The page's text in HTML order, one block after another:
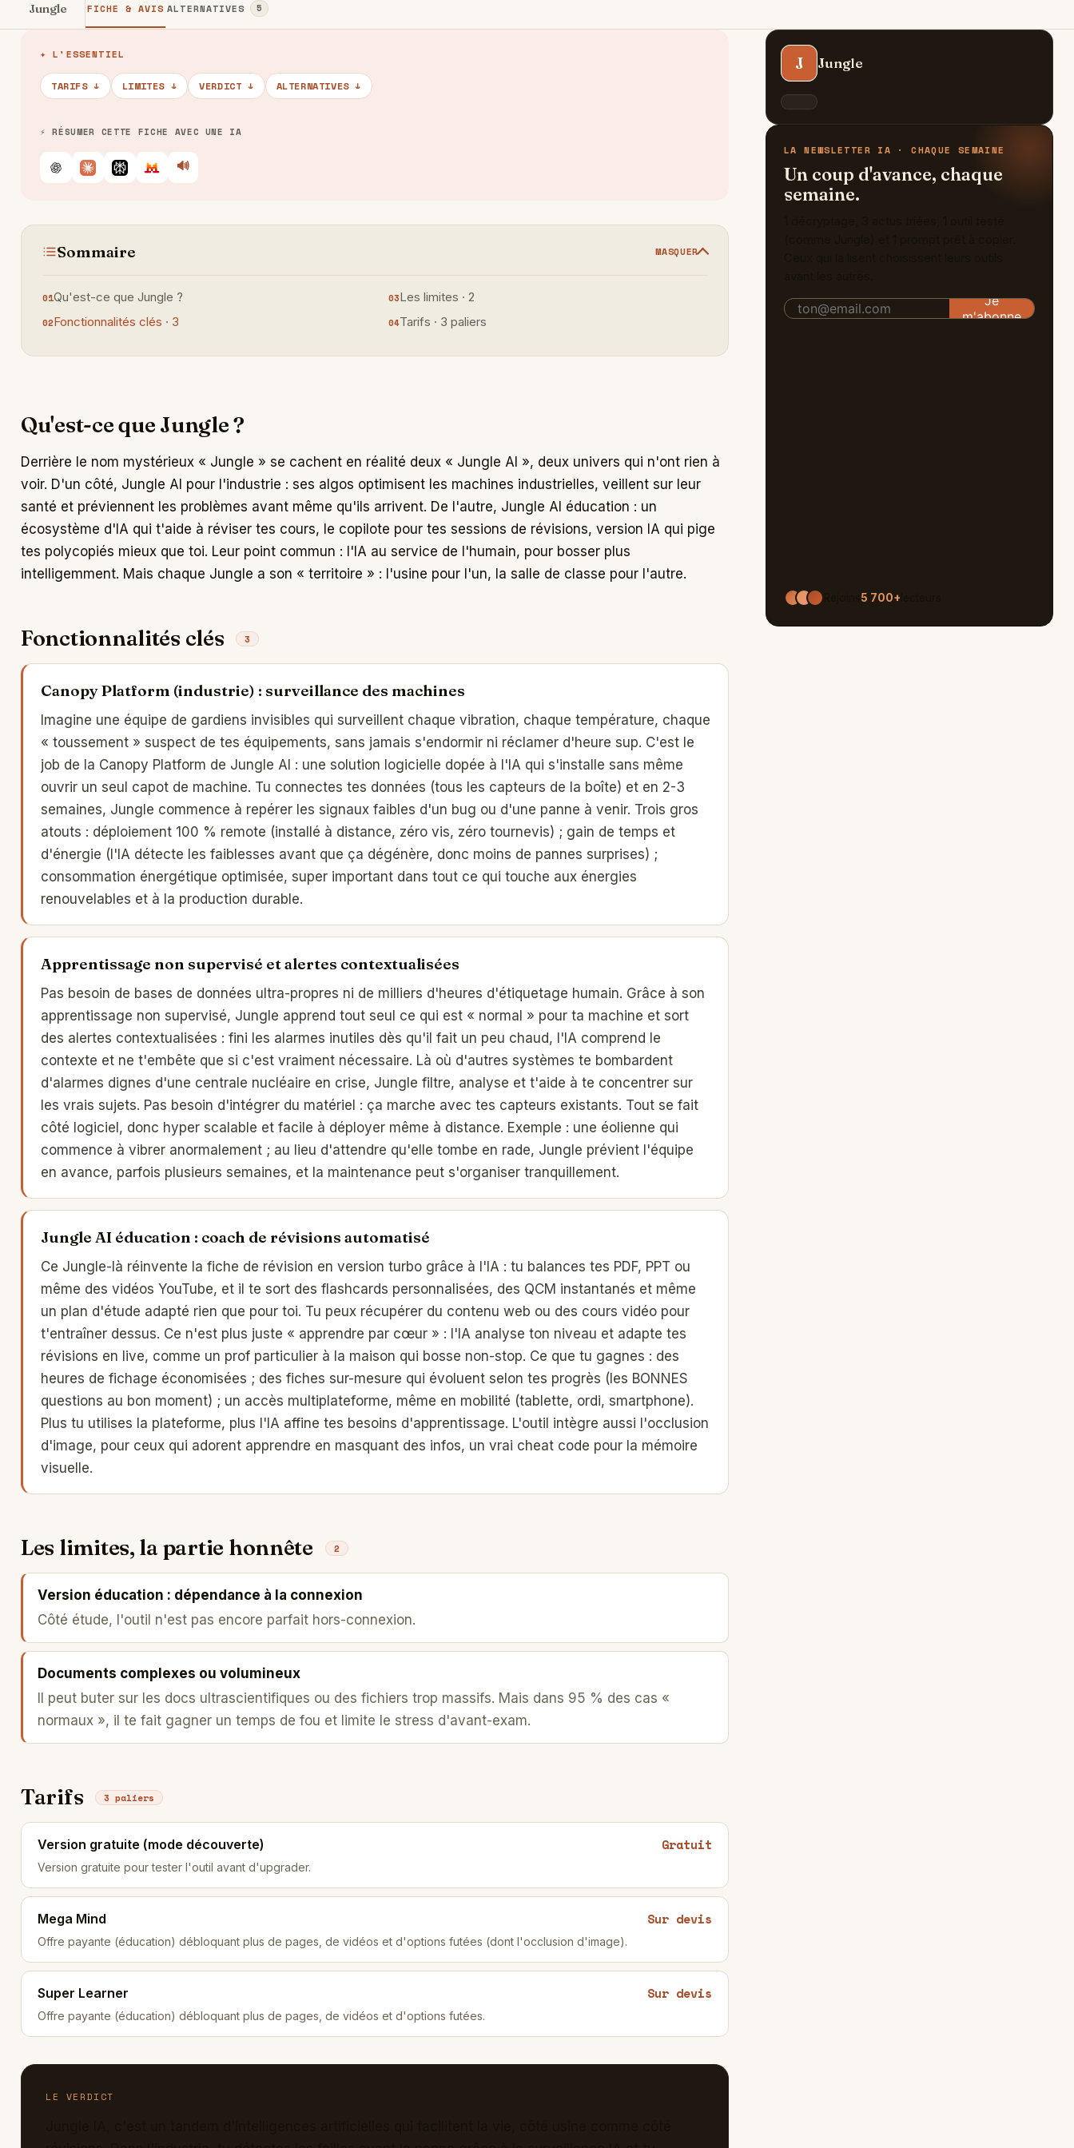
Jungle FICHE & AVIS ALTERNATIVES 5
✦ L'ESSENTIEL
TARIFS ↓ LIMITES ↓ VERDICT ↓ ALTERNATIVES ↓
⚡ RÉSUMER CETTE FICHE AVEC UNE IA
ChatGPTClaudePerplexityLe Chat
🔊
Écouter
Sommaire MASQUER
Qu'est-ce que Jungle ?
Fonctionnalités clés · 3
Les limites · 2
Tarifs · 3 paliers
Qu'est-ce que Jungle ?
Derrière le nom mystérieux « Jungle » se cachent en réalité deux « Jungle AI », deux univers qui n'ont rien à
voir. D'un côté, Jungle AI pour l'industrie : ses algos optimisent les machines industrielles, veillent sur leur
santé et préviennent les problèmes avant même qu'ils arrivent. De l'autre, Jungle AI éducation : un
écosystème d'IA qui t'aide à réviser tes cours, le copilote pour tes sessions de révisions, version IA qui pige
tes polycopiés mieux que toi. Leur point commun : l'IA au service de l'humain, pour bosser plus
intelligemment. Mais chaque Jungle a son « territoire » : l'usine pour l'un, la salle de classe pour l'autre.
Fonctionnalités clés 3
Canopy Platform (industrie) : surveillance des machines
Imagine une équipe de gardiens invisibles qui surveillent chaque vibration, chaque température, chaque
« toussement » suspect de tes équipements, sans jamais s'endormir ni réclamer d'heure sup. C'est le
job de la Canopy Platform de Jungle AI : une solution logicielle dopée à l'IA qui s'installe sans même
ouvrir un seul capot de machine. Tu connectes tes données (tous les capteurs de la boîte) et en 2-3
semaines, Jungle commence à repérer les signaux faibles d'un bug ou d'une panne à venir. Trois gros
atouts : déploiement 100 % remote (installé à distance, zéro vis, zéro tournevis) ; gain de temps et
d'énergie (l'IA détecte les faiblesses avant que ça dégénère, donc moins de pannes surprises) ;
consommation énergétique optimisée, super important dans tout ce qui touche aux énergies
renouvelables et à la production durable.
Apprentissage non supervisé et alertes contextualisées
Pas besoin de bases de données ultra-propres ni de milliers d'heures d'étiquetage humain. Grâce à son
apprentissage non supervisé, Jungle apprend tout seul ce qui est « normal » pour ta machine et sort
des alertes contextualisées : fini les alarmes inutiles dès qu'il fait un peu chaud, l'IA comprend le
contexte et ne t'embête que si c'est vraiment nécessaire. Là où d'autres systèmes te bombardent
d'alarmes dignes d'une centrale nucléaire en crise, Jungle filtre, analyse et t'aide à te concentrer sur
les vrais sujets. Pas besoin d'intégrer du matériel : ça marche avec tes capteurs existants. Tout se fait
côté logiciel, donc hyper scalable et facile à déployer même à distance. Exemple : une éolienne qui
commence à vibrer anormalement ; au lieu d'attendre qu'elle tombe en rade, Jungle prévient l'équipe
en avance, parfois plusieurs semaines, et la maintenance peut s'organiser tranquillement.
Jungle AI éducation : coach de révisions automatisé
Ce Jungle-là réinvente la fiche de révision en version turbo grâce à l'IA : tu balances tes PDF, PPT ou
même des vidéos YouTube, et il te sort des flashcards personnalisées, des QCM instantanés et même
un plan d'étude adapté rien que pour toi. Tu peux récupérer du contenu web ou des cours vidéo pour
t'entraîner dessus. Ce n'est plus juste « apprendre par cœur » : l'IA analyse ton niveau et adapte tes
révisions en live, comme un prof particulier à la maison qui bosse non-stop. Ce que tu gagnes : des
heures de fichage économisées ; des fiches sur-mesure qui évoluent selon tes progrès (les BONNES
questions au bon moment) ; un accès multiplateforme, même en mobilité (tablette, ordi, smartphone).
Plus tu utilises la plateforme, plus l'IA affine tes besoins d'apprentissage. L'outil intègre aussi l'occlusion
d'image, pour ceux qui adorent apprendre en masquant des infos, un vrai cheat code pour la mémoire
visuelle.
Les limites, la partie honnête 2
Version éducation : dépendance à la connexion
Côté étude, l'outil n'est pas encore parfait hors-connexion.
Documents complexes ou volumineux
Il peut buter sur les docs ultrascientifiques ou des fichiers trop massifs. Mais dans 95 % des cas «
normaux », il te fait gagner un temps de fou et limite le stress d'avant-exam.
Tarifs 3 paliers
Version gratuite (mode découverte) Gratuit
Version gratuite pour tester l'outil avant d'upgrader.
Mega Mind Sur devis
Offre payante (éducation) débloquant plus de pages, de vidéos et d'options futées (dont l'occlusion d'image).
Super Learner Sur devis
Offre payante (éducation) débloquant plus de pages, de vidéos et d'options futées.
LE VERDICT
J Jungle
LA NEWSLETTER IA · CHAQUE SEMAINE
Un coup d'avance, chaque
semaine.
5 700+